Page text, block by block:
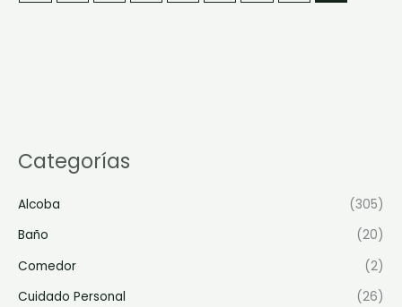
Categorías
Alcoba
(305)
Baño
(20)
Comedor
(2)
Cuidado Personal
(26)